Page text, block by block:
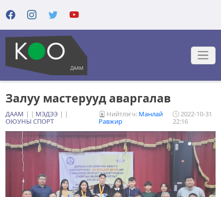
Залуу мастерууд аваргалав
ДААМ | МЭДЭЭ
|
ОЮУНЫ СПОРТ
Нийтлэгч: Манлай
Равжир
2022-10-31
22:16